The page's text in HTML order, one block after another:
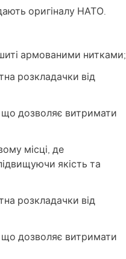
оригіналу НАТО.
армованими нитками;
розкладачки від
що дозволяє витримати
місці, де
якість та
розкладачки від
що дозволяє витримати